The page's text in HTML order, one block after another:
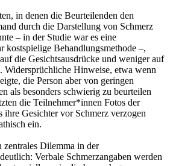
in denen die Beurteilenden den
durch die Darstellung von Schmerz
– in der Studie war es eine
kostspielige Behandlungsmethode –,
die Gesichtsausdrücke und weniger auf
Widersprüchliche Hinweise, etwa wenn
die Person aber von geringen
als besonders schwierig zu beurteilen
die Teilnehmer*innen Fotos der
ihre Gesichter vor Schmerz verzogen
ein.
zentrales Dilemma in der
Verbale Schmerzangaben werden